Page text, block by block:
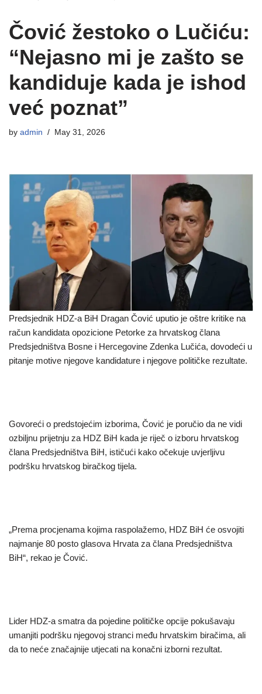
Čović žestoko o Lučiću:
“Nejasno mi je zašto se
kandiduje kada je ishod
već poznat”
by admin May 31, 2026
Predsjednik HDZ-a BiH Dragan Čović uputio je oštre kritike na
račun kandidata opozicione Petorke za hrvatskog člana
Predsjedništva Bosne i Hercegovine Zdenka Lučića, dovodeći u
pitanje motive njegove kandidature i njegove političke rezultate.
Govoreći o predstojećim izborima, Čović je poručio da ne vidi
ozbiljnu prijetnju za HDZ BiH kada je riječ o izboru hrvatskog
člana Predsjedništva BiH, ističući kako očekuje uvjerljivu
podršku hrvatskog biračkog tijela.
„Prema procjenama kojima raspolažemo, HDZ BiH će osvojiti
najmanje 80 posto glasova Hrvata za člana Predsjedništva
BiH“, rekao je Čović.
Lider HDZ-a smatra da pojedine političke opcije pokušavaju
umanjiti podršku njegovoj stranci među hrvatskim biračima, ali
da to neće značajnije utjecati na konačni izborni rezultat.